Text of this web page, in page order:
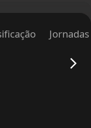
Jornadas